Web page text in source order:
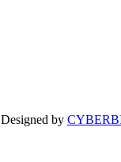
Designed by